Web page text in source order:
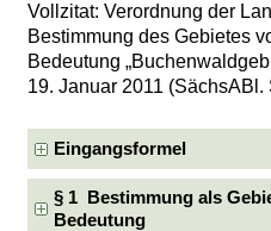
Vollzitat: Verordnung der
Bestimmung des Gebietes
Bedeutung
19. Januar 2011 (SächsABl.
Eingangsformel
§ 1 Bestimmung als
Bedeutung